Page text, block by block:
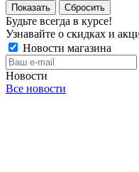
Сбросить
Будьте всегда в курсе!
Узнавайте о скидках и
Новости магазина
Новости
Все новости